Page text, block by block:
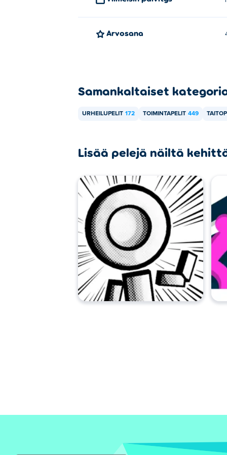
Arvosana
Samankaltaiset
URHEILUPELIT 172 TOIMINTAPELIT 449
Lisää pelejä näiltä